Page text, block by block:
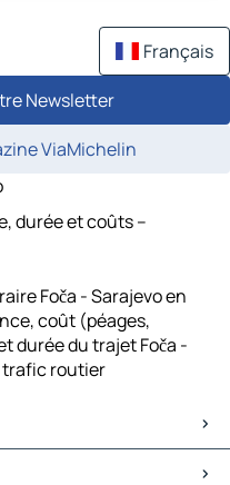
Français
Newsletter
ViaMichelin
durée et coûts –
Foča - Sarajevo en
coût (péages,
durée du trajet Foča -
trafic routier